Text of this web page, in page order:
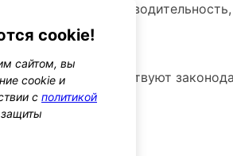
влиять на
налогов соответствуют
cookie!
сайтом, вы
cookie и
с политикой
защиты